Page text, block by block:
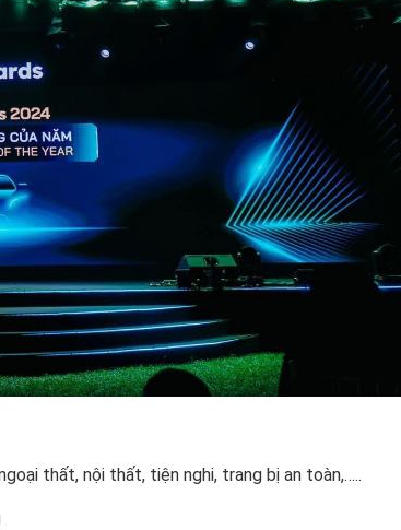
thất, nội thất, tiện nghi, trang bị an toàn,…..